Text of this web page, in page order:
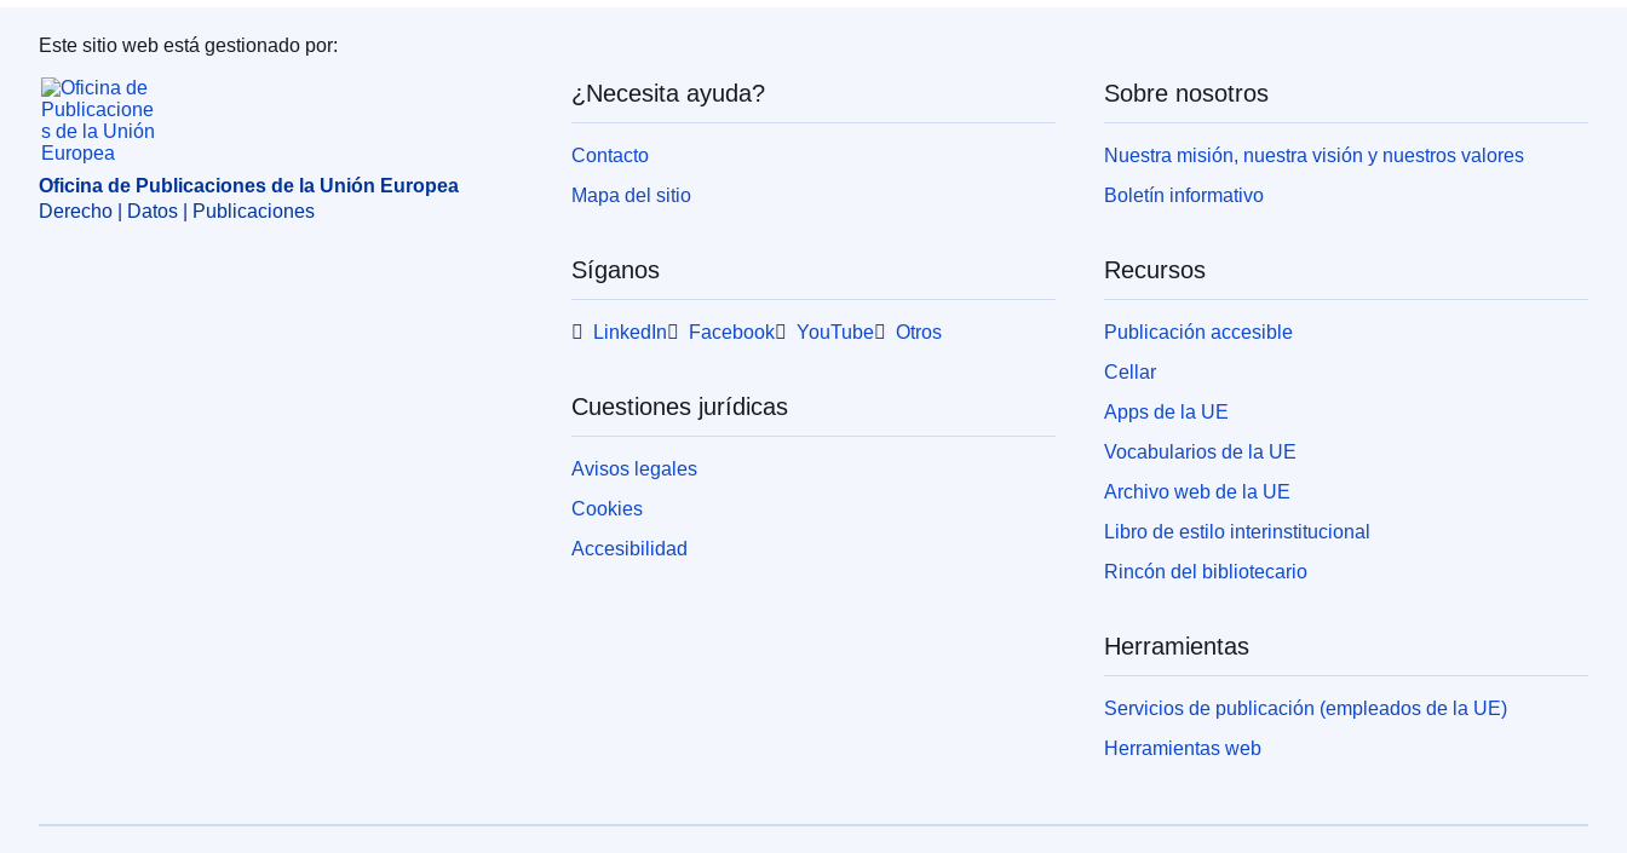
Oficina de Publicaciones de la Unión Europea
Este sitio web está gestionado por:
Oficina de Publicaciones de la Unión Europea
Derecho | Datos | Publicaciones
¿Necesita ayuda?
Contacto
Mapa del sitio
Síganos
LinkedIn Facebook YouTube Otros
Cuestiones jurídicas
Avisos legales
Cookies
Accesibilidad
Sobre nosotros
Nuestra misión, nuestra visión y nuestros valores
Boletín informativo
Recursos
Publicación accesible
Cellar
Apps de la UE
Vocabularios de la UE
Archivo web de la UE
Libro de estilo interinstitucional
Rincón del bibliotecario
Herramientas
Servicios de publicación (empleados de la UE)
Herramientas web